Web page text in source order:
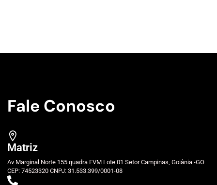
Fale Conosco
Matriz
Av Marginal Norte 155 quadra EVM Lote 01 Setor Campinas, Goiânia -GO
CEP: 74523320 CNPJ: 31.533.399/0001-08